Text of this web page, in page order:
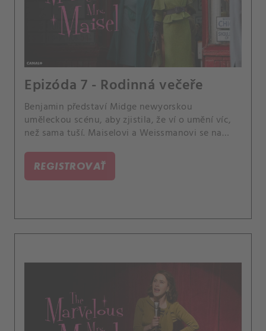
Epizóda 7 - Rodinná večeře
Benjamin představí Midge newyorskou
uměleckou scénu, aby zjistila, že ví o umění víc,
než sama tuší. Maiselovi a Weissmanovi se na
výročí Joelova a Midgina rozchodu.
REGISTROVAŤ